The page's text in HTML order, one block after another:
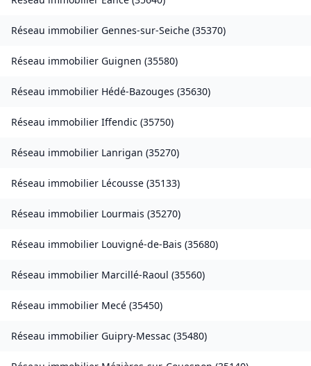
Réseau immobilier Gennes-sur-Seiche (35370)
Réseau immobilier Guignen (35580)
Réseau immobilier Hédé-Bazouges (35630)
Réseau immobilier Iffendic (35750)
Réseau immobilier Lanrigan (35270)
Réseau immobilier Lécousse (35133)
Réseau immobilier Lourmais (35270)
Réseau immobilier Louvigné-de-Bais (35680)
Réseau immobilier Marcillé-Raoul (35560)
Réseau immobilier Mecé (35450)
Réseau immobilier Guipry-Messac (35480)